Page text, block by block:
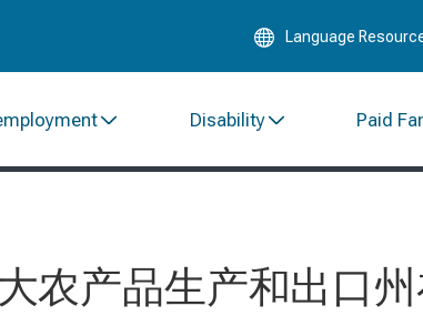
to
Language
Disability Paid
农产品生产和出口